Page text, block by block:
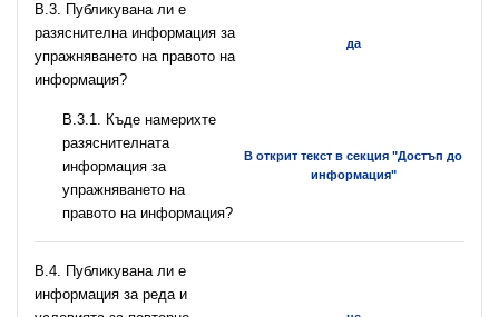
В.3. Публикувана ли е
разяснителна информация за
упражняването на правото на
информация?
да
В.3.1. Къде намерихте
разяснителната
информация за
упражняването на
правото на информация?
В открит текст в секция "Достъп до
информация"
В.4. Публикувана ли е
информация за реда и